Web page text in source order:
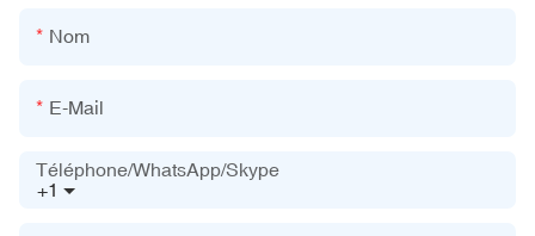
Nom
E-Mail
+1
Téléphone/WhatsApp/Skype